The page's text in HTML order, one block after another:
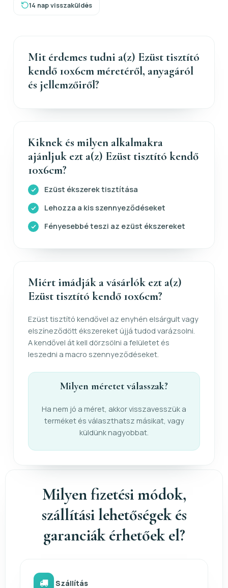
14 nap visszaküldés
Mit érdemes tudni a(z) Ezüst tisztító
kendő 10x6cm méretéről, anyagáról
és jellemzőiről?
Kiknek és milyen alkalmakra
ajánljuk ezt a(z) Ezüst tisztító kendő
10x6cm?
Ezüst ékszerek tisztítása
Lehozza a kis szennyeződéseket
Fényesebbé teszi az ezüst ékszereket
Miért imádják a vásárlók ezt a(z)
Ezüst tisztító kendő 10x6cm?
Ezüst tisztító kendővel az enyhén elsárgult vagy
elszíneződött ékszereket újjá tudod varázsolni.
A kendővel át kell dörzsölni a felületet és
leszedni a macro szennyeződéseket.
Milyen méretet válasszak?
Ha nem jó a méret, akkor visszavesszük a
terméket és választhatsz másikat, vagy
küldünk nagyobbat.
Milyen fizetési módok,
szállítási lehetőségek és
garanciák érhetőek el?
Szállítás